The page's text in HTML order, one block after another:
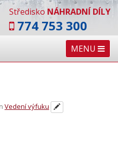
Středisko NÁHRADNÍ DÍLY
774 753 300
MENU
Vedení výfuku